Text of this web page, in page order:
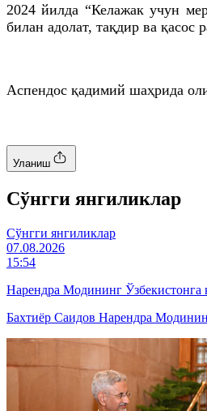
2024 йилда “Келажак учун
билан адолат, тақдир ва қасос
Аспендос қадимий шаҳрида
Уланиш
Cўнгги янгиликлар
Cўнгги янгиликлар
07.08.2026
15:54
Нарендра Модининг Ўзбекистонга
Бахтиёр Саидов Нарендра